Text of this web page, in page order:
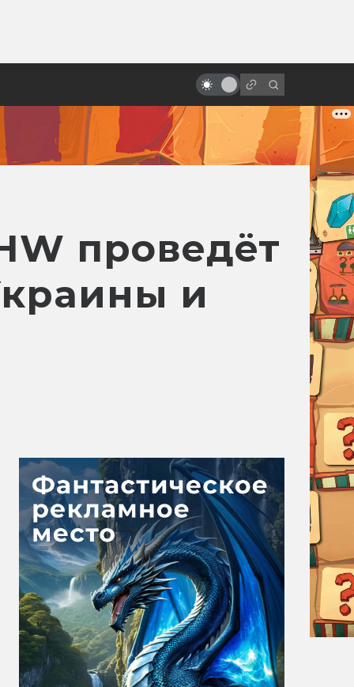
Заблуждения: Космос в кино
проведёт
и